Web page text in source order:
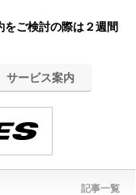
ご検討の際は２週間
サービス案内
記事一覧